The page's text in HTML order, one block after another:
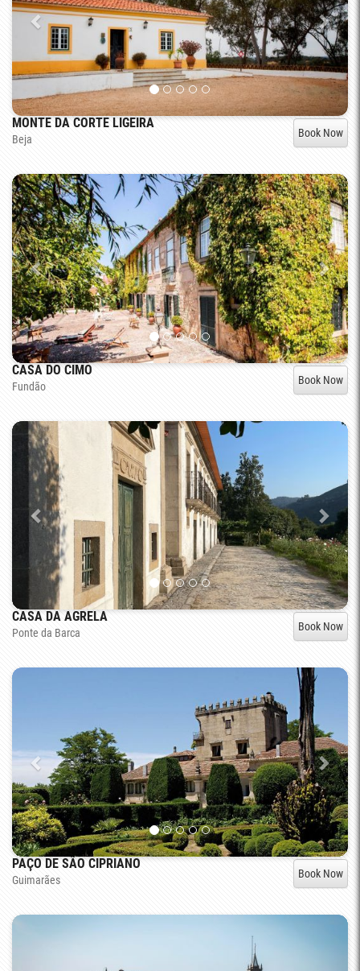
MONTE DA CORTE LIGEIRA
Beja Book Now
CASA DO CIMO
Fundão Book Now
CASA DA AGRELA
Ponte da Barca Book Now
PAÇO DE SÃO CIPRIANO
Guimarães Book Now